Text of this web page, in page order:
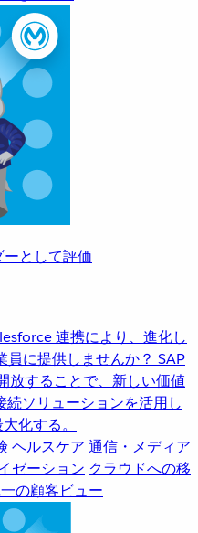
として評価
連携により、進化し
に提供しませんか？ SAP
放することで、新しい価値
続ソリューションを活用し
化する。
ヘルスケア 通信・メディア
ゼーション クラウドへの移
の顧客ビュー